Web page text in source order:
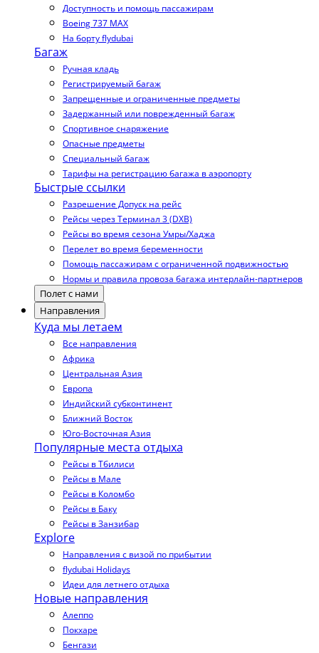
Доступность и помощь пассажирам
Boeing 737 MAX
На борту flydubai
Багаж
Ручная кладь
Регистрируемый багаж
Запрещенные и ограниченные предметы
Задержанный или поврежденный багаж
Спортивное снаряжение
Опасные предметы
Специальный багаж
Тарифы на регистрацию багажа в аэропорту
Быстрые ссылки
Разрешение Допуск на рейс
Рейсы через Терминал 3 (DXB)
Рейсы во время сезона Умры/Хаджа
Перелет во время беременности
Помощь пассажирам с ограниченной подвижностью
Нормы и правила провоза багажа интерлайн-партнеров
Полет с нами
Направления
Куда мы летаем
Все направления
Африка
Центральная Азия
Европа
Индийский субконтинент
Ближний Восток
Юго-Восточная Азия
Популярные места отдыха
Рейсы в Тбилиси
Рейсы в Мале
Рейсы в Коломбо
Рейсы в Баку
Рейсы в Занзибар
Explore
Направления с визой по прибытии
flydubai Holidays
Идеи для летнего отдыха
Новые направления
Алеппо
Покхаре
Бенгази